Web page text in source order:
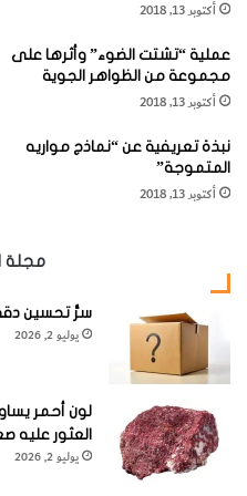
وشَمِلَتْ الثَّوْرَةُ مُعْظَمَ أنحاءِ
العَرَبِيِّ، فانْضَمَّ إليها عددٌ من
واسْتَمَرَّتْ المعارِكُ عِدَّةَ شهورٍ
القادِرِ الحُسَيْنِيُّ في هذهِ
الفِلِسطِينِيَّةُ الكُبْرَى، بعدَ نداءٍ
لِفِلِسطينَ بِناءً علَى وعودٍ مِنْ
ولكنَّ ذَلِكَ لَمْ يَحْدُثْ فعادَ عبدُ
ل
ز
ا
ئ
ي
"
د
ع
ب
د
ل
ك
ر
ا
ل
ا
ب
أكتوبر 13, 2018
عملية “تشتت الضوء” وأثرها على
مجموعة من الظواهر الجوية
أكتوبر 13, 2018
نبذة تعريفية عن “نماذج مواريه
المتموجة”
أكتوبر 13, 2018
مجلة
سرُّ تحسين دقة
يوليو 2, 2026
لون أحمر
العثور عليه
يوليو 2, 2026